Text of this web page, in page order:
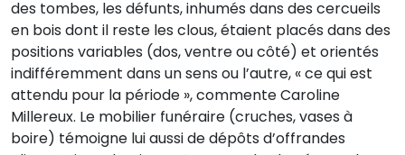
des tombes, les défunts, inhumés dans des cercueils
en bois dont il reste les clous, étaient placés dans des
positions variables (dos, ventre ou côté) et orientés
indifféremment dans un sens ou l’autre, « ce qui est
attendu pour la période », commente Caroline
Millereux. Le mobilier funéraire (cruches, vases à
boire) témoigne lui aussi de dépôts d’offrandes